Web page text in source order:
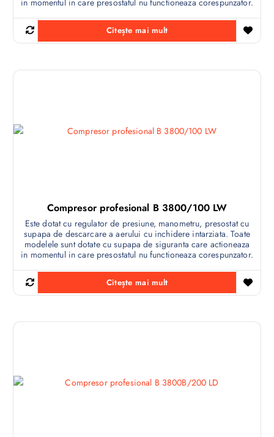
in momentul in care presostatul nu functioneaza corespunzator.
Citește mai mult
Compresor profesional B 3800/100 LW
Este dotat cu regulator de presiune, manometru, presostat cu
supapa de descarcare a aerului cu inchidere intarziata. Toate
modelele sunt dotate cu supapa de siguranta care actioneaza
in momentul in care presostatul nu functioneaza corespunzator.
Citește mai mult